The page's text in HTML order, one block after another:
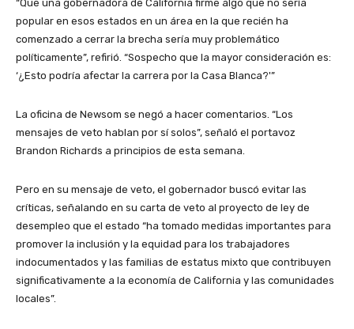
“Que una gobernadora de California firme algo que no sería
popular en esos estados en un área en la que recién ha
comenzado a cerrar la brecha sería muy problemático
políticamente”, refirió. “Sospecho que la mayor consideración es:
‘¿Esto podría afectar la carrera por la Casa Blanca?'”
La oficina de Newsom se negó a hacer comentarios. “Los
mensajes de veto hablan por sí solos”, señaló el portavoz
Brandon Richards a principios de esta semana.
Pero en su mensaje de veto, el gobernador buscó evitar las
críticas, señalando en su carta de veto al proyecto de ley de
desempleo que el estado “ha tomado medidas importantes para
promover la inclusión y la equidad para los trabajadores
indocumentados y las familias de estatus mixto que contribuyen
significativamente a la economía de California y las comunidades
locales”.